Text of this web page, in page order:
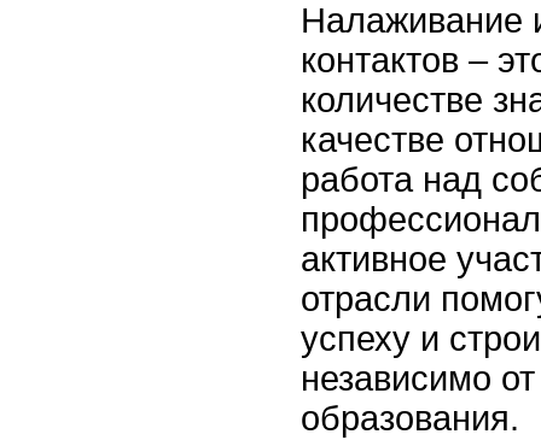
Налаживание
контактов –
количестве
качестве
работа над
активное
отрасли
успеху и
независимо
образования.